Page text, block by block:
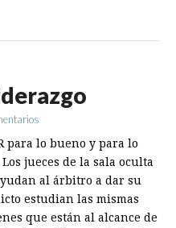
para lo bueno y para lo
jueces de la sala oculta
al árbitro a dar su
estudian las mismas
que están al alcance de